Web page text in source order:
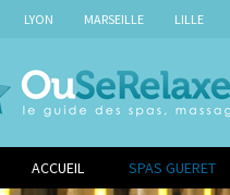
LYON MARSEILLE LILLE
ACCUEIL SPAS GUERET